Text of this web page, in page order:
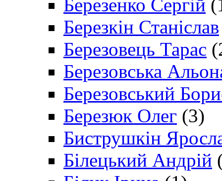
Березенко Сергій
Березкін Станіслав
Березовець Тарас
Березовська
Березовський
Березюк Олег (3)
Биструшкін
Білецький Андрій